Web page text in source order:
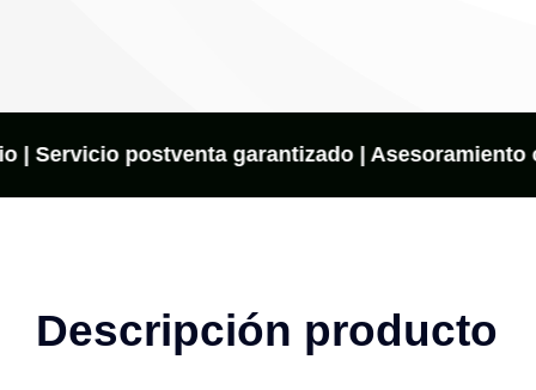
(Esquinero)
cantidad
Servicio postventa garantizado | Asesoramiento
Descripción producto